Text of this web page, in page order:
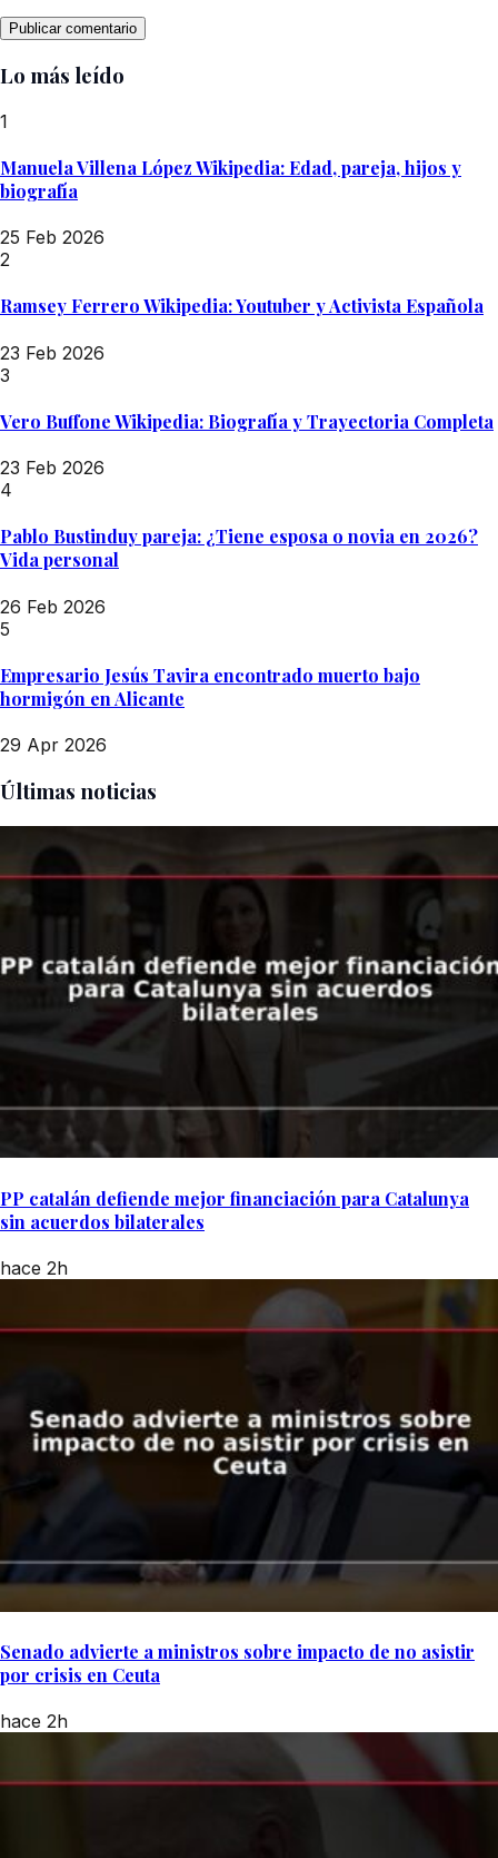
Lo más leído
1
Manuela Villena López Wikipedia: Edad, pareja, hijos y
biografía
25 Feb 2026
2
Ramsey Ferrero Wikipedia: Youtuber y Activista Española
23 Feb 2026
3
Vero Buffone Wikipedia: Biografía y Trayectoria Completa
23 Feb 2026
4
Pablo Bustinduy pareja: ¿Tiene esposa o novia en 2026?
Vida personal
26 Feb 2026
5
Empresario Jesús Tavira encontrado muerto bajo
hormigón en Alicante
29 Apr 2026
Últimas noticias
PP catalán defiende mejor financiación para Catalunya
sin acuerdos bilaterales
hace 2h
Senado advierte a ministros sobre impacto de no asistir
por crisis en Ceuta
hace 2h